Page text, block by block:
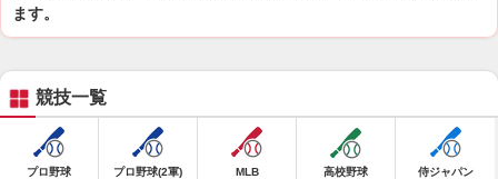
ます。
競技一覧
プロ野球 プロ野球(2軍) MLB 高校野球 侍ジャパン